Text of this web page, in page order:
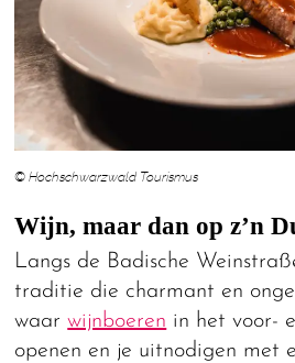
© Hochschwarzwald Tourismus
Wijn, maar dan op z’n
Langs de Badische
traditie die charmant en
waarwijnboeren in het voor-
openen en je uitnodigen met